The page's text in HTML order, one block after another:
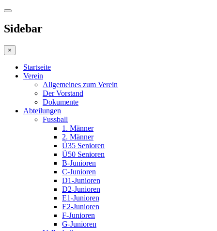
Sidebar
×
Startseite
Verein
Allgemeines zum Verein
Der Vorstand
Dokumente
Abteilungen
Fussball
1. Männer
2. Männer
Ü35 Senioren
Ü50 Senioren
B-Junioren
C-Junioren
D1-Junioren
D2-Junioren
E1-Junioren
E2-Junioren
F-Junioren
G-Junioren